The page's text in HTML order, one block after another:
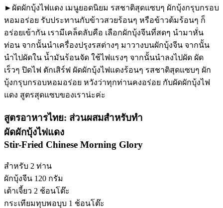
►ผัดผักบุ้งไฟแดง เมนูยอดนิยม รสชาติสุดแซบๆ ผักบุ้งกรุบกรอบ
หอมอร่อย รับประทานกับข้าวสวยร้อนๆ หรือข้าวต้มร้อนๆ ก็
อร่อยเข้ากัน เรามีเคล็ดลับคือ เลือกผักบุ้งจีนที่สดๆ นำมาหั่น
ท่อน จากนั้นนำเครื่องปรุงรสต่างๆ มาวางบนผักบุ้งจีน จากนั้น
นำไปผัดใน น้ำมันร้อนจัด ใช้ไฟแรงๆ จากนั้นนำลงไปผัด ผัด
เร็วๆ ปิดไฟ ตักเสิร์ฟ ผัดผักบุ้งไฟแดงร้อนๆ รสชาติสุดแซบๆ ผัก
บุ้งกรุบกรอบหอมอร่อย หวังว่าทุกท่านคงอร่อย กับผัดผักบุ้งไฟ
แดง สูตรสุดแซบของเราน่ะค่ะ
สูตรอาหารไทย: ส่วนผสมสำหรับทำ
ผัดผักบุ้งไฟแดง
Stir-Fried Chinese Morning Glory
สำหรับ 2 ท่าน
ผักบุ้งจีน 120 กรัม
เต้าเจี้ยว 2 ช้อนโต๊ะ
กระเทียมทุบพอบุบ 1 ช้อนโต๊ะ